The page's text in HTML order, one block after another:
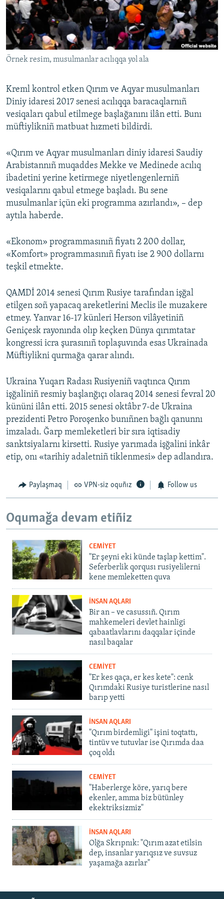
Русский
Українською
QOŞULIÑIZ!
RFE/RS bütün saytları
Örnek resim, musulmanlar acılıqqa yol ala
Kreml kontrol etken Qırım ve Aqyar musulmanları
Diniy idaresi 2017 senesi acılıqqa baracaqlarnıñ
vesiqaları qabul etilmege başlağanını ilân etti. Bunı
müftiylikniñ matbuat hızmeti bildirdi.
«Qırım ve Aqyar musulmanları diniy idaresi Saudiy
Arabistannıñ muqaddes Mekke ve Medinede acılıq
ibadetini yerine ketirmege niyetlengenlerniñ
vesiqalarını qabul etmege başladı. Bu sene
musulmanlar içün eki programma azırlandı», – dep
aytıla haberde.
«Ekonom» programmasınıñ fiyatı 2 200 dollar,
«Komfort» programmasınıñ fiyatı ise 2 900 dollarnı
teşkil etmekte.
QAMDİ 2014 senesi Qırım Rusiye tarafından işğal
etilgen soñ yapacaq areketlerini Meclis ile muzakere
etmey. Yanvar 16-17 künleri Herson vilâyetiniñ
Geniçesk rayonında olıp keçken Dünya qırımtatar
kongressi icra şurasınıñ toplaşuvında esas Ukrainada
Müftiylikni qurmağa qarar alındı.
Ukraina Yuqarı Radası Rusiyeniñ vaqtınca Qırım
işğaliniñ resmiy başlanğıçı olaraq 2014 senesi fevral 20
kününi ilân etti. 2015 senesi oktâbr 7-de Ukraina
prezidenti Petro Poroşenko bunıñnen bağlı qanunnı
imzaladı. Ğarp memleketleri bir sıra iqtisadiy
sanktsiyalarnı kirsetti. Rusiye yarımada işğalini inkâr
etip, onı «tarihiy adaletniñ tiklenmesi» dep adlandıra.
Paylaşmaq VPN-siz oquñız Follow us
Oqumağa devam etiñiz
CEMİYET
"Er şeyni eki künde taşlap kettim".
Seferberlik qorqusı rusiyelilerni
kene memleketten quva
İNSAN AQLARI
Bir an – ve casussıñ. Qırım
mahkemeleri devlet hainligi
qabaatlavlarını daqqalar içinde
nasıl baqalar
CEMİYET
"Er kes qaça, er kes kete": cenk
Qırımdaki Rusiye turistlerine nasıl
barıp yetti
İNSAN AQLARI
"Qırım birdemligi" işini toqtattı,
tintüv ve tutuvlar ise Qırımda daa
çoq oldı
CEMİYET
"Haberlerge köre, yarıq bere
ekenler, amma biz bütünley
ekektriksizmiz"
İNSAN AQLARI
Olğa Skrıpnık: "Qırım azat etilsin
dep, insanlar yarıqsız ve suvsuz
yaşamağa azırlar"